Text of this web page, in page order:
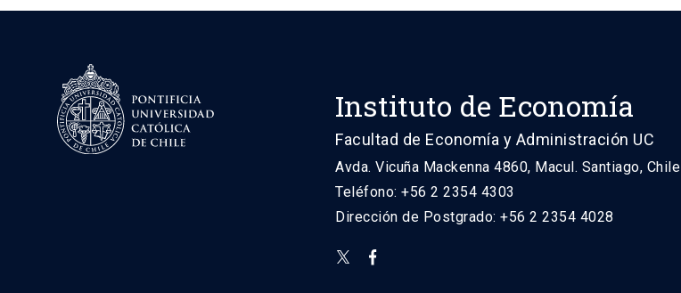
Instituto de Economía
Facultad de Economía y Administración UC
Avda. Vicuña Mackenna 4860, Macul. Santiago, Chile
Teléfono: +56 2 2354 4303
Dirección de Postgrado: +56 2 2354 4028